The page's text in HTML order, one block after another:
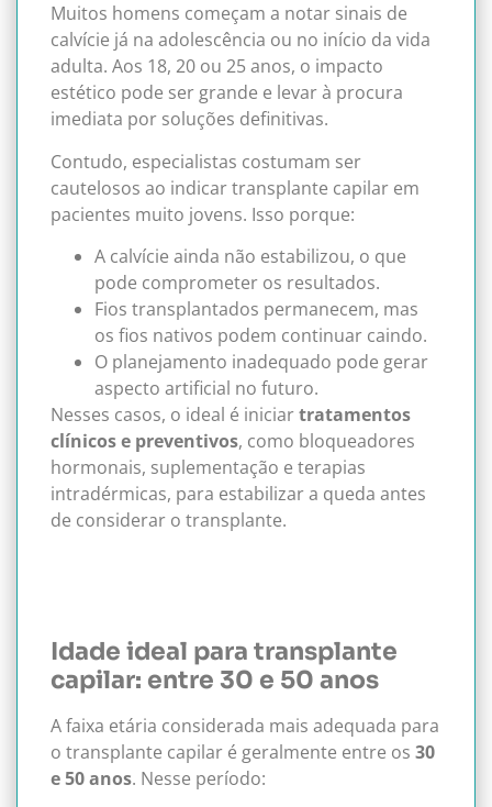
Muitos homens começam a notar sinais de
calvície já na adolescência ou no início da vida
adulta. Aos 18, 20 ou 25 anos, o impacto
estético pode ser grande e levar à procura
imediata por soluções definitivas.
Contudo, especialistas costumam ser
cautelosos ao indicar transplante capilar em
pacientes muito jovens. Isso porque:
A calvície ainda não estabilizou, o que
pode comprometer os resultados.
Fios transplantados permanecem, mas
os fios nativos podem continuar caindo.
O planejamento inadequado pode gerar
aspecto artificial no futuro.
Nesses casos, o ideal é iniciartratamentos
clínicos e preventivos, como bloqueadores
hormonais, suplementação e terapias
intradérmicas, para estabilizar a queda antes
de considerar o transplante.
Idade ideal para transplante
capilar: entre 30 e 50 anos
A faixa etária considerada mais adequada para
o transplante capilar é geralmente entre os 30
e 50 anos. Nesse período: